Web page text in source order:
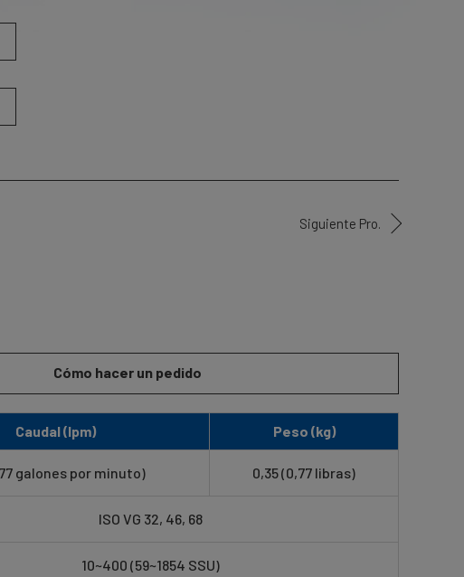
Siguiente Pro.
Cómo hacer un pedido
Caudal (lpm) Peso (kg)
galones por minuto) 0,35 (0,77 libras)
ISO VG 32, 46, 68
10~400 (59~1854 SSU)